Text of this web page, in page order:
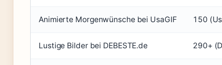
Animierte Morgenwünsche bei UsaGIF 150
Lustige Bilder bei DEBESTE.de 290+